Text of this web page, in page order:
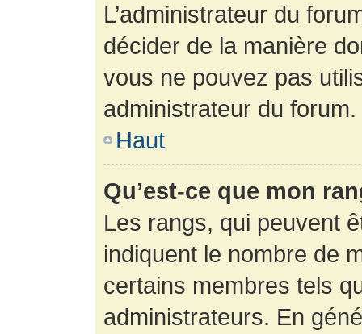
L’administrateur du
décider de la manière
vous ne pouvez pas
administrateur du forum.
Haut
Qu’est-ce que mon
Les rangs, qui peuvent
indiquent le nombre de
certains membres tels
administrateurs. En